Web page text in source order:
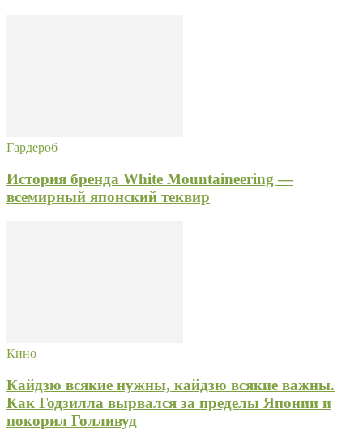
Гардероб
История бренда White Mountaineering —
всемирный японский теквир
Кино
Кайдзю всякие нужны, кайдзю всякие важны.
Как Годзилла вырвался за пределы Японии и
покорил Голливуд